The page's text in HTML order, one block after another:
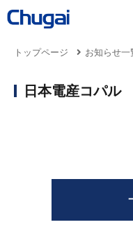
トップページ お知らせ一
日本電産コパル